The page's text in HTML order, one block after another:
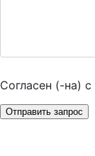
Согласен (-на) с
Отправить запрос